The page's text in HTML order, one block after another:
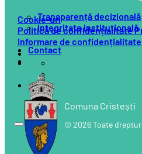
Transparență decizională
Integritate instituțională
Contact
Comuna Cristești
© 2026 Toate
Cookie-uri
Politică de confidențialitate
Informare de